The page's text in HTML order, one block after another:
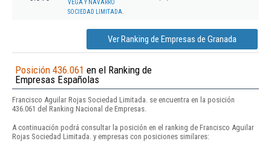
VEGA Y NAVARRO
SOCIEDAD LIMITADA.
Ver Ranking de Empresas de Granada
Posición 436.061 en el Ranking de
Empresas Españolas
Francisco Aguilar Rojas Sociedad Limitada. se encuentra en la posición
436.061 del Ranking Nacional de Empresas.
A continuación podrá consultar la posición en el ranking de Francisco Aguilar
Rojas Sociedad Limitada. y empresas con posiciones similares: